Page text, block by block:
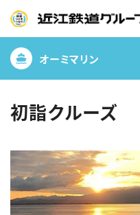
鉄道
バス
事業一覧
観光・イベント情報
オーミマリン
初詣クルーズ